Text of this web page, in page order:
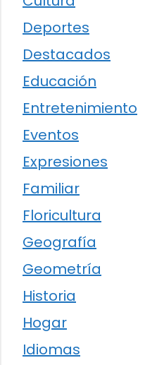
Deportes
Destacados
Educación
Entretenimiento
Eventos
Expresiones
Familiar
Floricultura
Geografía
Geometría
Historia
Hogar
Idiomas